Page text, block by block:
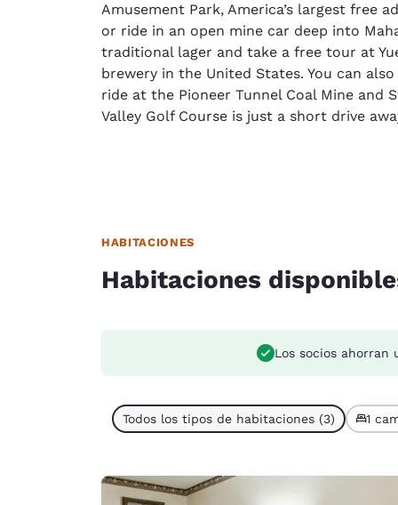
Amusement Park, America’s largest free
or ride in an open mine car deep into
traditional lager and take a free tour at
brewery in the United States. You can
ride at the Pioneer Tunnel Coal Mine and
Valley Golf Course is just a short drive
HABITACIONES
Habitaciones
Los socios ahorran
Todos los tipos de habitaciones (3) 1